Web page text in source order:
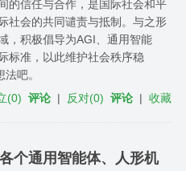
的信任与合作，是国际社会和平
社会的共同谴责与抵制。与之形
，积极倡导为AGI、通用智能
标准，以此维护社会秩序稳
吧。
(0) 评论 | 反对(0) 评论 |收藏
个通用智能体、人形机